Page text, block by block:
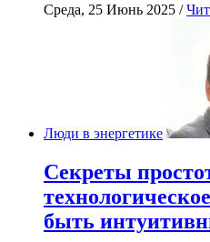
Среда, 25 Июнь 2025 /
Люди в энергетике
Секреты
быть